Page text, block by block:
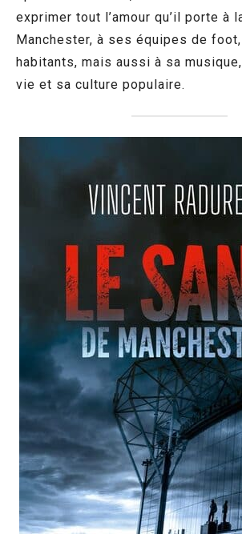
exprimer tout l’amour qu’il porte à
Manchester, à ses équipes de
habitants, mais aussi à sa
vie et sa culture populaire.